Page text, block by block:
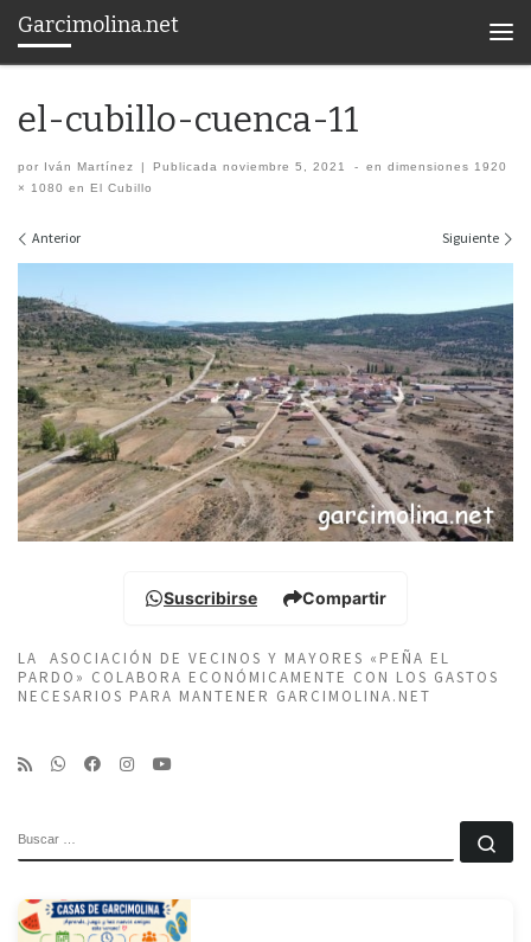
Saltar al contenido
Garcimolina.net
el-cubillo-cuenca-11
por Iván Martínez | Publicadanoviembre 5, 2021 - en dimensiones 1920
× 1080 en El Cubillo
Navegación de imágenes
Anterior Siguiente
Suscribirse Compartir
LA ASOCIACIÓN DE VECINOS Y MAYORES «PEÑA EL
PARDO» COLABORA ECONÓMICAMENTE CON LOS GASTOS
NECESARIOS PARA MANTENER GARCIMOLINA.NET